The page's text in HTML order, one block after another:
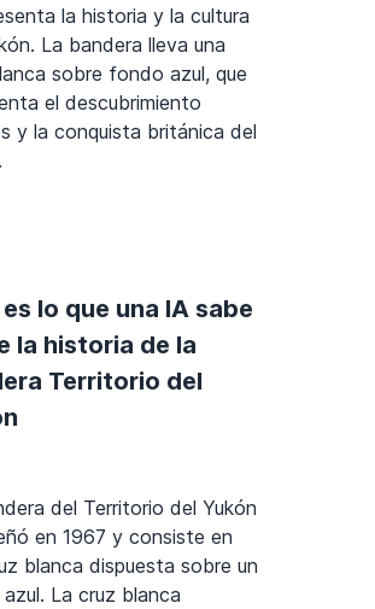
la historia y la cultura
La bandera lleva una
sobre fondo azul, que
el descubrimiento
y la conquista británica del
lo que una IA sabe
la historia de la
Territorio del
del Territorio del Yukón
en 1967 y consiste en
blanca dispuesta sobre un
La cruz blanca